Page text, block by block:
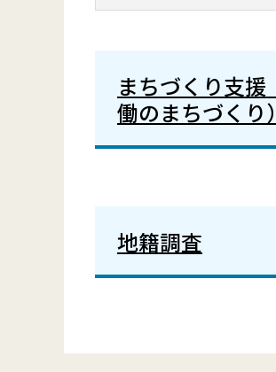
まちづくり支援
働のまちづくり）
地籍調査